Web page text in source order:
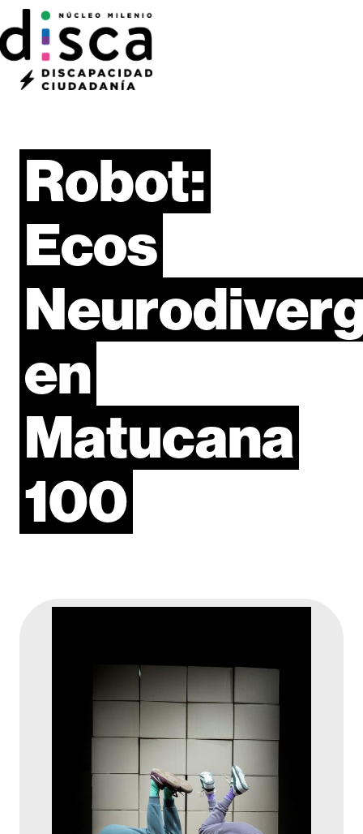
Robot:
Ecos
en
Matucana
100